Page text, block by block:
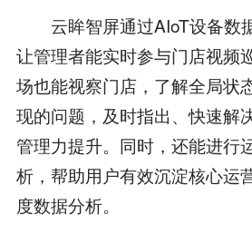
云眸智屏通过AIoT设备数
让管理者能实时参与门店视频
场也能视察门店，了解全局状
现的问题，及时指出、快速解
管理力提升。同时，还能进行
析，帮助用户有效沉淀核心运
度数据分析。